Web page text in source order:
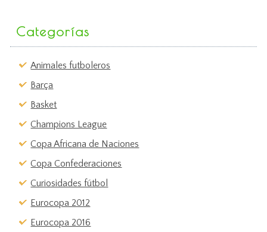
Categorías
Animales futboleros
Barça
Basket
Champions League
Copa Africana de Naciones
Copa Confederaciones
Curiosidades fútbol
Eurocopa 2012
Eurocopa 2016